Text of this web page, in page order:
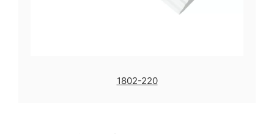
1802-220